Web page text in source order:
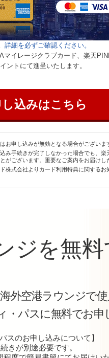
詳細を必ずご確認ください。
イレージクラブカード、楽天
ントにて進呈いたします。
し込みはこちら
お申し込みが無効となる場合がござい
み手続きが完了しなかった場合でも、
ございます。重要なご案内をお届けし
式会社よりカード利用特典に関する
ジを無
外空港ラウンジで
・パスに無料でお申
スのお申し込みについて】
きが別途必要です。